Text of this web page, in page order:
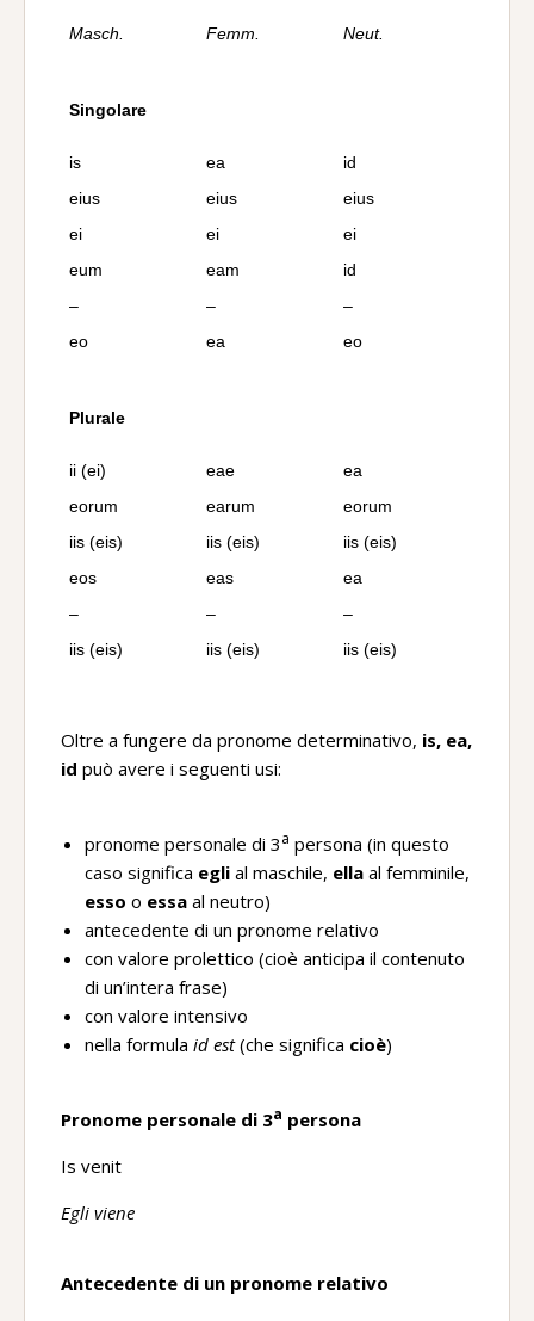
Masch. Femm. Neut.
Singolare
is ea
id
eius
eius
eius
ei
ei
ei
eum
eam
id
–
–
–
eo
ea eo
Plurale
ii (ei) eae
ea
eorum
earum
eorum
iis (eis)
iis (eis)
iis (eis)
eos
eas
ea
–
–
–
iis (eis)
iis (eis) iis (eis)
Oltre a fungere da pronome determinativo, is, ea,
id può avere i seguenti usi:
pronome personale di 3a persona (in questo
caso significa egli al maschile, ella al femminile,
esso o essa al neutro)
antecedente di un pronome relativo
con valore prolettico (cioè anticipa il contenuto
di un’intera frase)
con valore intensivo
nella formula id est(che significa cioè)
Pronome personale di 3a persona
Is venit
Egli viene
Antecedente di un pronome relativo